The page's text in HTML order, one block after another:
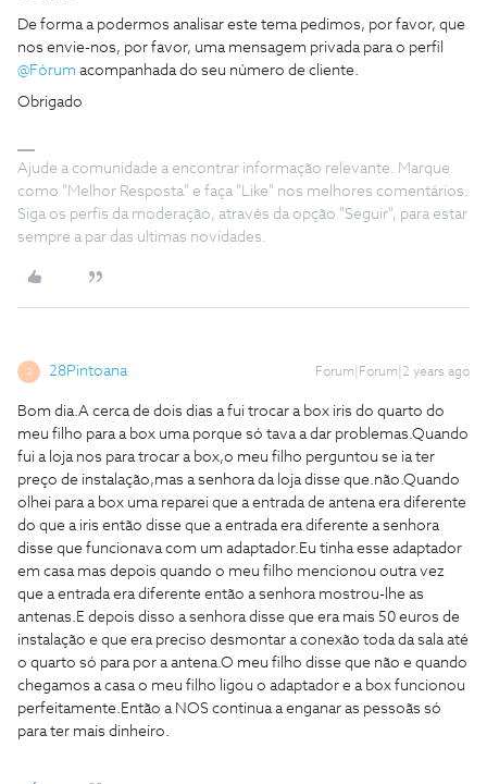
De forma a podermos analisar este tema pedimos, por favor, que
nos envie-nos, por favor, uma mensagem privada para o perfil
@Fórum acompanhada do seu número de cliente.
Obrigado
Ajude a comunidade a encontrar informação relevante. Marque
como "Melhor Resposta" e faça "Like" nos melhores comentários.
Siga os perfis da moderação, através da opção "Seguir", para estar
sempre a par das ultimas novidades.
2 28Pintoana Forum|Forum|2 years ago
Bom dia.A cerca de dois dias a fui trocar a box iris do quarto do
meu filho para a box uma porque só tava a dar problemas.Quando
fui a loja nos para trocar a box,o meu filho perguntou se ia ter
preço de instalação,mas a senhora da loja disse que.não.Quando
olhei para a box uma reparei que a entrada de antena era diferente
do que a iris então disse que a entrada era diferente a senhora
disse que funcionava com um adaptador.Eu tinha esse adaptador
em casa mas depois quando o meu filho mencionou outra vez
que a entrada era diferente então a senhora mostrou-lhe as
antenas.E depois disso a senhora disse que era mais 50 euros de
instalação e que era preciso desmontar a conexão toda da sala até
o quarto só para por a antena.O meu filho disse que não e quando
chegamos a casa o meu filho ligou o adaptador e a box funcionou
perfeitamente.Então a NOS continua a enganar as pessoãs só
para ter mais dinheiro.